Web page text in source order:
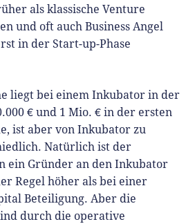
als klassische Venture
und oft auch Business Angel
in der Start-up-Phase
liegt bei einem Inkubator in der
€ und 1 Mio. € in der ersten
ist aber von Inkubator zu
Natürlich ist der
ein Gründer an den Inkubator
Regel höher als bei einer
Beteiligung. Aber die
durch die operative